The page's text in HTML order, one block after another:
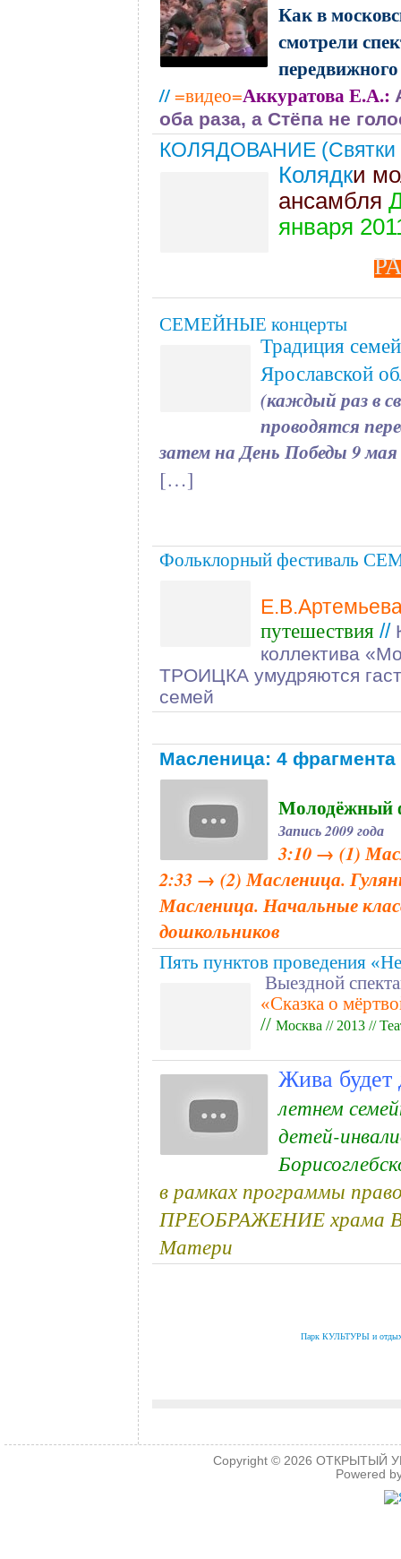
Как в
смотрели
//=видео=АккуратоваЕ.А.:
оба раза, а Стёпа не
КОЛЯДОВАНИЕ (Святки
Колядки
ансамбля
января
СЕМЕЙНЫЕ концерты
Традиция
Ярославской
(каждый раз в
проводятся
затем на День Победы 9
[…]
Фольклорный фестиваль
путешествия //
коллектива
ТРОИЦКА умудряются
семей
Масленица: 4
Молодёжный
Запись 2009 года
3:10 → (1)
2:33 → (2) Масленица.
Масленица. Начальные
дошкольников
Пять пунктов проведения
Выездной
«Сказка о
// Москва // 2013//
Жива
летнем
детей-
в рамках программы
ПРЕОБРАЖЕНИЕ храма
Матери
Парк КУЛЬТУРЫ и
Copyright © 2026ОТКРЫТЫЙ
Powered